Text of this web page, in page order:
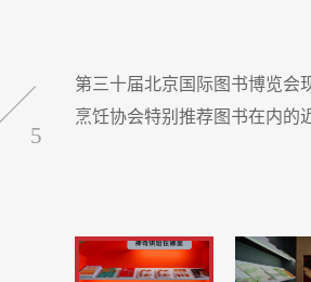
5
第三十届北京国际图书博览会
烹饪协会特别推荐图书在内的